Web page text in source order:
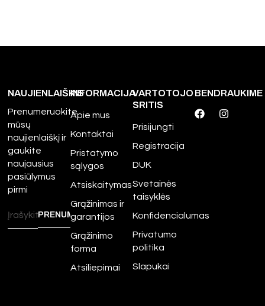
NAUJIENLAIŠKIS
Prenumeruokite
mūsų
naujienlaiškį ir
gaukite
naujausius
pasiūlymus
pirmi
INFORMACIJA
Apie mus
Kontaktai
Pristatymo
sąlygos
Atsiskaitymas
Grąžinimas ir
garantijos
Grąžinimo
forma
Atsiliepimai
VARTOTOJO
SRITIS
Prisijungti
Registracija
DUK
Svetainės
taisyklės
Konfidencialumas
Privatumo
politika
Slapukai
BENDRAUKIME